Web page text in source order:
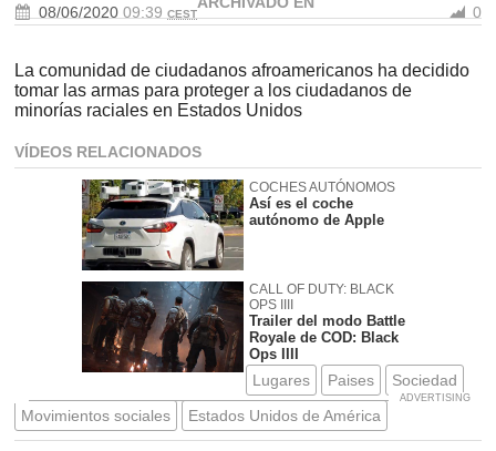
08/06/2020 09:39CEST 0
La comunidad de ciudadanos afroamericanos ha decidido
tomar las armas para proteger a los ciudadanos de
minorías raciales en Estados Unidos
VÍDEOS RELACIONADOS
COCHES AUTÓNOMOS
Así es el coche
autónomo de Apple
CALL OF DUTY: BLACK
OPS IIII
Trailer del modo Battle
Royale de COD: Black
Ops IIII
Lugares Paises
Sociedad
Movimientos sociales
Estados Unidos de América